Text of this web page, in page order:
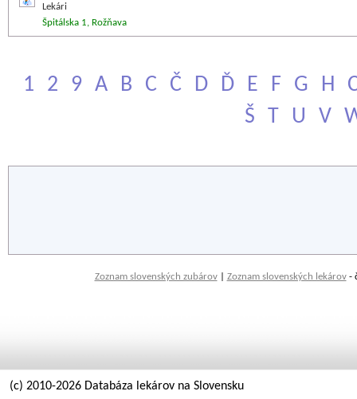
Lekári
Špitálska 1, Rožňava
1 2 9 A B C Č D Ď E F G H
Š
T U V
Zoznam slovenských zubárov| Zoznam slovenských lekárov-
(c) 2010-2026 Databáza lekárov na Slovensku